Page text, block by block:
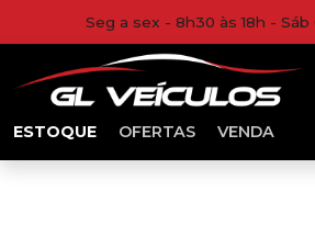
Seg a sex - 8h30 às 18h - Sáb
ESTOQUE OFERTAS VENDA